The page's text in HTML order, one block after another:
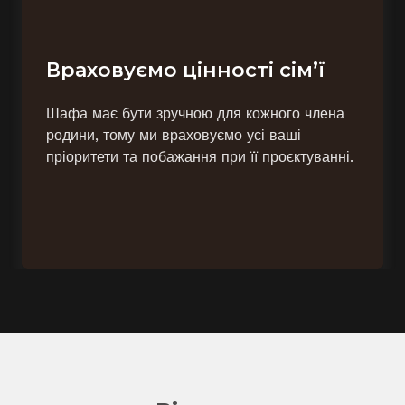
Враховуємо цінності сім’ї
Шафа має бути зручною для кожного члена
родини, тому ми враховуємо усі ваші
пріоритети та побажання при її проєктуванні.